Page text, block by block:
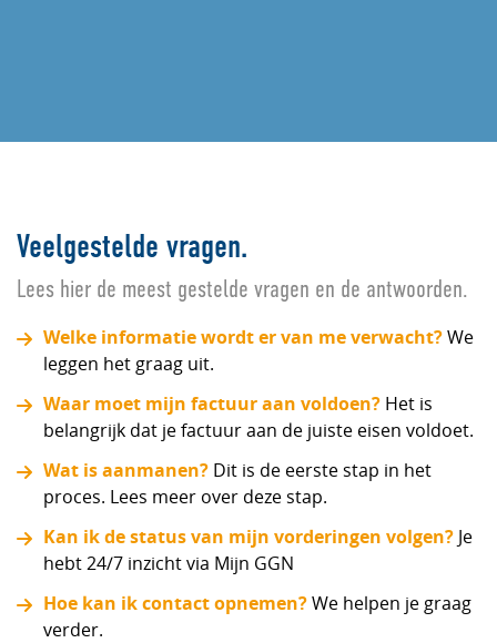
Veelgestelde vragen.
Lees hier de meest gestelde vragen en de antwoorden.
Welke informatie wordt er van me verwacht?We
leggen het graag uit.
Waar moet mijn factuur aan voldoen? Het is
belangrijk dat je factuur aan de juiste eisen voldoet.
Wat is aanmanen? Dit is de eerste stap in het
proces. Lees meer over deze stap.
Kan ik de status van mijn vorderingen volgen? Je
hebt 24/7 inzicht via Mijn GGN
Hoe kan ik contact opnemen?We helpen je graag
verder.